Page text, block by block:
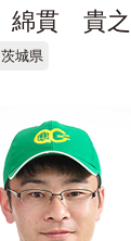
綿貫 貴之
茨城県